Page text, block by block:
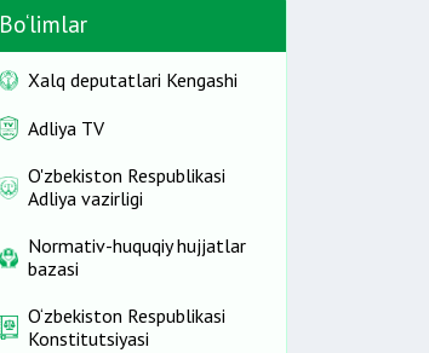
Bo‘limlar
Xalq deputatlari Kengashi
Adliya TV
O'zbekiston Respublikasi
Adliya vazirligi
Normativ-huquqiy hujjatlar
bazasi
O‘zbekiston Respublikasi
Konstitutsiyasi